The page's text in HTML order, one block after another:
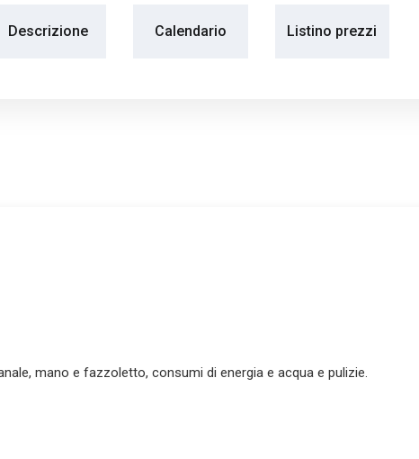
Descrizione Calendario Listino prezzi
mano e fazzoletto, consumi di energia e acqua e pulizie.